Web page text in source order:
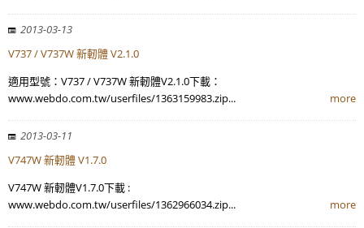
2013-03-13
V737 / V737W 新軔體 V2.1.0
適用型號：V737 / V737W 新軔體V2.1.0下載：
www.webdo.com.tw/userfiles/1363159983.zip...
more
2013-03-11
V747W 新軔體 V1.7.0
V747W 新軔體V1.7.0下載 :
www.webdo.com.tw/userfiles/1362966034.zip...
more